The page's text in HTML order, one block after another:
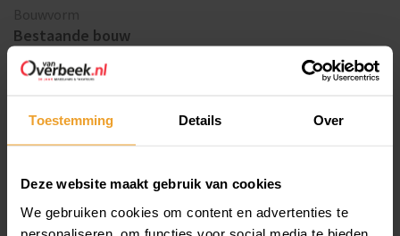
Toestemming Details Over
Deze website maakt gebruik van cookies
We gebruiken cookies om content en advertenties te
personaliseren, om functies voor social media te bieden
Type aanvaarding: In verhuurde staat of vrij van huur en
gebruik mogelijk
In de garagebox zijn geen nutsvoorzieningen aanwezig
Bourgondiëweg 168 A
Bourgondiëweg 168 B
Bourgondiëweg 168 D
Bourgondiëweg 168 E
Bouwvorm
Bestaande bouw
Oppervlak
Toon meer
Bekijk ook
Kaart Zonnegrens